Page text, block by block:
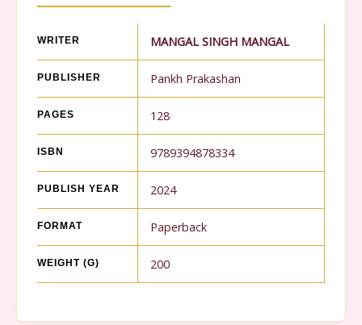
WRITER MANGAL SINGH MANGAL
PUBLISHER Pankh Prakashan
PAGES 128
ISBN 9789394878334
PUBLISH YEAR 2024
FORMAT Paperback
WEIGHT (G) 200